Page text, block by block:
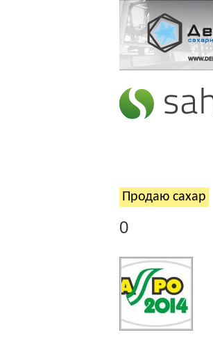
Продаю cахар
0